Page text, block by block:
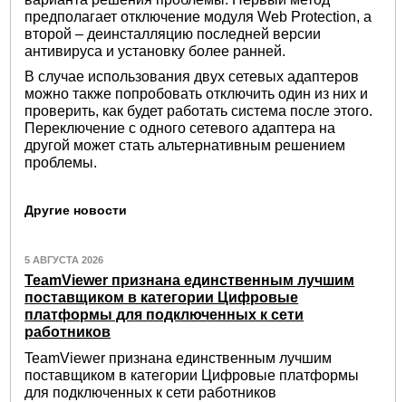
предполагает отключение модуля Web Protection, а
второй – деинсталляцию последней версии
антивируса и установку более ранней.
В случае использования двух сетевых адаптеров
можно также попробовать отключить один из них и
проверить, как будет работать система после этого.
Переключение с одного сетевого адаптера на
другой может стать альтернативным решением
проблемы.
Другие новости
5 АВГУСТА 2026
TeamViewer признана единственным лучшим
поставщиком в категории Цифровые
платформы для подключенных к сети
работников
TeamViewer признана единственным лучшим
поставщиком в категории Цифровые платформы
для подключенных к сети работников